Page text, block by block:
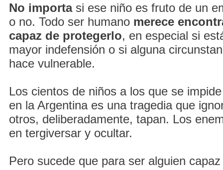
No importasi ese niño es fruto de un
o no. Todo ser humano merece
capaz de protegerlo, en especial si
mayor indefensión o si alguna
hace vulnerable.
Los cientos de niños a los que se
en la Argentina es una tragedia que
otros, deliberadamente, tapan. Los
en tergiversar y ocultar.
Pero sucede que para ser alguien